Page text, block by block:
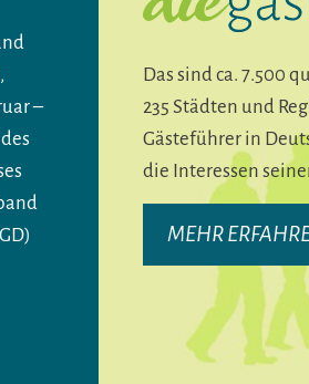
–
Das sind ca. 7.500
235 Städten und
Gästeführer in
die Interessen
MEHR